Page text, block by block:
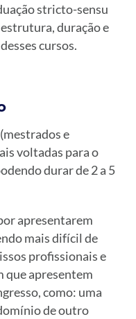
stricto-sensu
duração e
cursos.
e
voltadas para o
durar de 2 a 5
apresentarem
mais difícil de
profissionais e
que apresentem
como: uma
de outro